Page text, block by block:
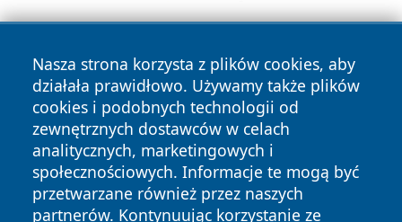
Nasza strona korzysta z plików cookies, aby
działała prawidłowo. Używamy także plików
cookies i podobnych technologii od
zewnętrznych dostawców w celach
analitycznych, marketingowych i
społecznościowych. Informacje te mogą być
przetwarzane również przez naszych
partnerów. Kontynuując korzystanie ze
Copyright © 2026 tuzamosc.pl Wszystkie prawa zastrzeżone.
Polityka
Polityka